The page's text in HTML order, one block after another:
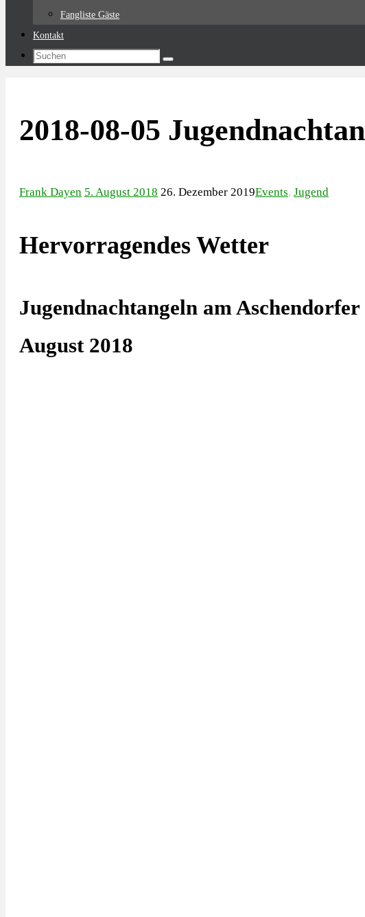
Fangliste Gäste
Kontakt
Suchen
Suchen
2018-08-05
Frank Dayen 5. August 2018 26. Dezember 2019Events, Jugend
Hervorragendes Wetter
Jugendnachtangeln am Aschendorfer
August 2018